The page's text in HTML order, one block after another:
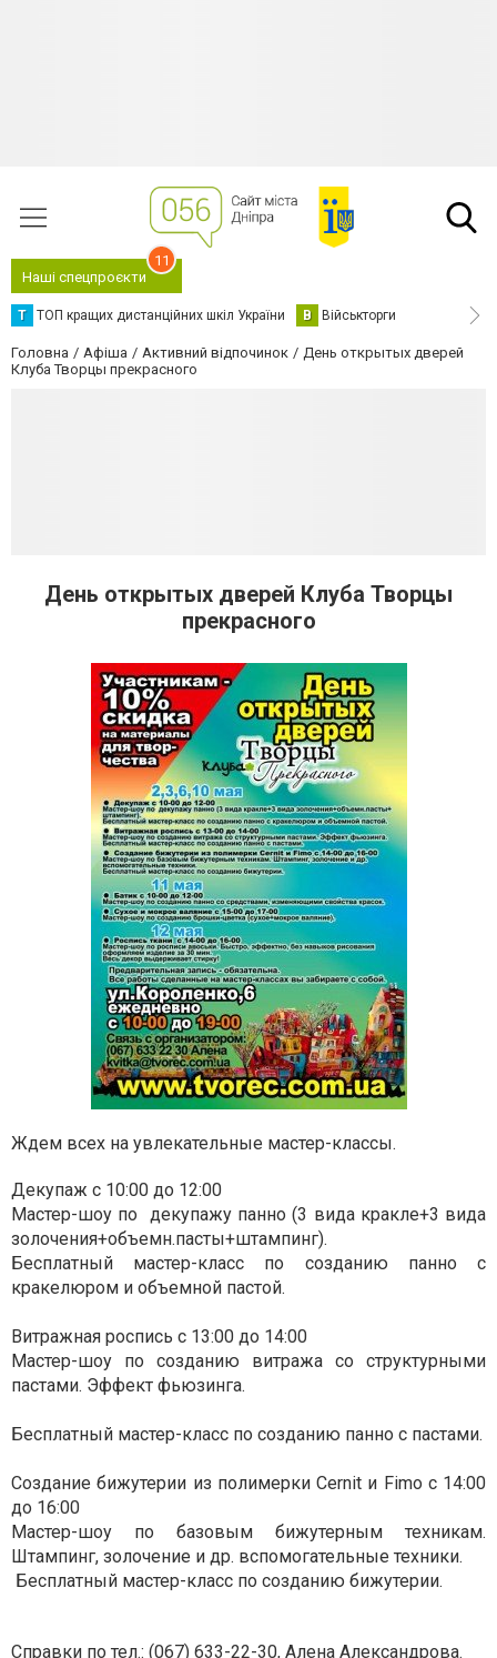
Наші спецпроєкти
11
Т ТОП кращих дистанційних шкіл України В Військторги
Головна Афіша Активний відпочинок
День открытых дверей
Клуба Творцы прекрасного
День открытых дверей Клуба Творцы
прекрасного
Ждем всех на увлекательные мастер-классы.
Декупаж с 10:00 до 12:00
Мастер-шоу по декупажу панно (3 вида кракле+3 вида
золочения+объемн.пасты+штампинг).
Бесплатный мастер-класс по созданию панно с
кракелюром и объемной пастой.
Витражная роспись с 13:00 до 14:00
Мастер-шоу по созданию витража со структурными
пастами. Эффект фьюзинга.
Бесплатный мастер-класс по созданию панно с пастами.
Создание бижутерии из полимерки Cernit и Fimo c 14:00
до 16:00
Мастер-шоу по базовым бижутерным техникам.
Штампинг, золочение и др. вспомогательные техники.
Бесплатный мастер-класс по созданию бижутерии.
Справки по тел.: (067) 633-22-30, Алена Александрова.